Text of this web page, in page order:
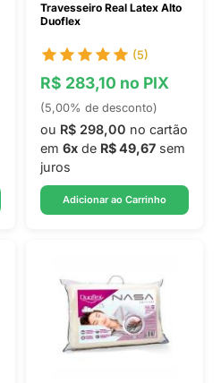
Travesseiro Real Latex Alto
Duoflex
(5)
R$ 283,10 no PIX
(5,00% de desconto)
ou R$ 298,00 no cartão
em 6x de R$ 49,67 sem
juros
Adicionar ao Carrinho